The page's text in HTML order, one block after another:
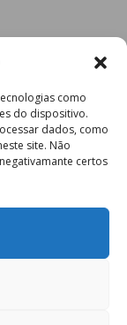
como
do dispositivo.
dados, como
site. Não
certos